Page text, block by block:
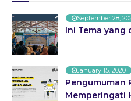
September 28,
Ini Tema yang
January 15, 2020
Pengumuman
Memperingati